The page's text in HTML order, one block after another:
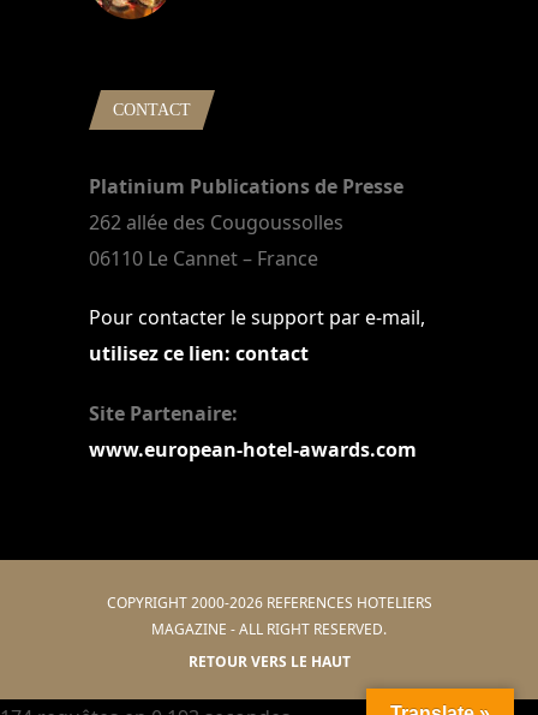
CONTACT
Platinium Publications de Presse
262 allée des Cougoussolles
06110 Le Cannet – France
Pour contacter le support par e-mail,
utilisez ce lien: contact
Site Partenaire:
www.european-hotel-awards.com
COPYRIGHT 2000-2026 REFERENCES HOTELIERS
MAGAZINE - ALL RIGHT RESERVED.
RETOUR VERS LE HAUT